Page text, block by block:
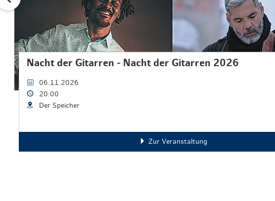
Nacht der Gitarren - Nacht der Gitarren 2026
06.11.2026
20:00
Der Speicher
Zur Veranstaltung